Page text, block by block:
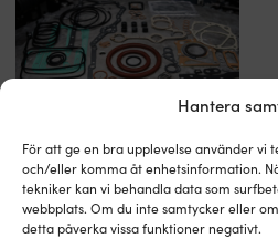
Hantera
För att ge en bra upplevelse använder vi
och/eller komma åt enhetsinformation.
tekniker kan vi behandla data som
webbplats. Om du inte samtycker eller
detta påverka vissa funktioner negativt.
Packningar & packningssatser